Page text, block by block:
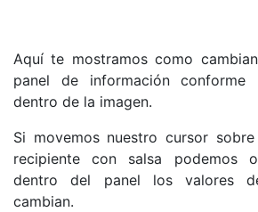
Aquí te mostramos como
panel de información conforme
dentro de la imagen.
Si movemos nuestro cursor
recipiente con salsa podemos
dentro del panel los valores
cambian.